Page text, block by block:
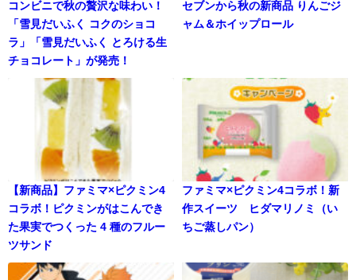
コンビニで秋の贅沢な味わい！
「雪見だいふく コクのショコ
ラ」「雪見だいふく とろける生
チョコレート」が発売！
セブンから秋の新商品 りんごジ
ャム＆ホイップロール
【新商品】ファミマ×ピクミン4
コラボ！ピクミンがはこんでき
た果実でつくった 4 種のフルー
ツサンド
ファミマ×ピクミン4コラボ！新
作スイーツ ヒダマリノミ（い
ちご蒸しパン）